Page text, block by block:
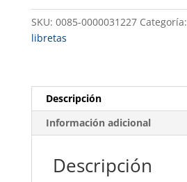
1
MEDIANA
AMARILLA
SKU: 0085-0000031227 Categoría:
libretas
Descripción
Información adicional
Descripción